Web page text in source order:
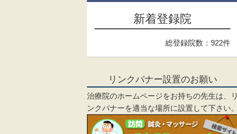
新着登録院
総登録院数：922件
リンクバナー設置のお願い
治療院のホームページをお持ちの先生は、リ
ンクバナーを適当な場所に設置して下さい。